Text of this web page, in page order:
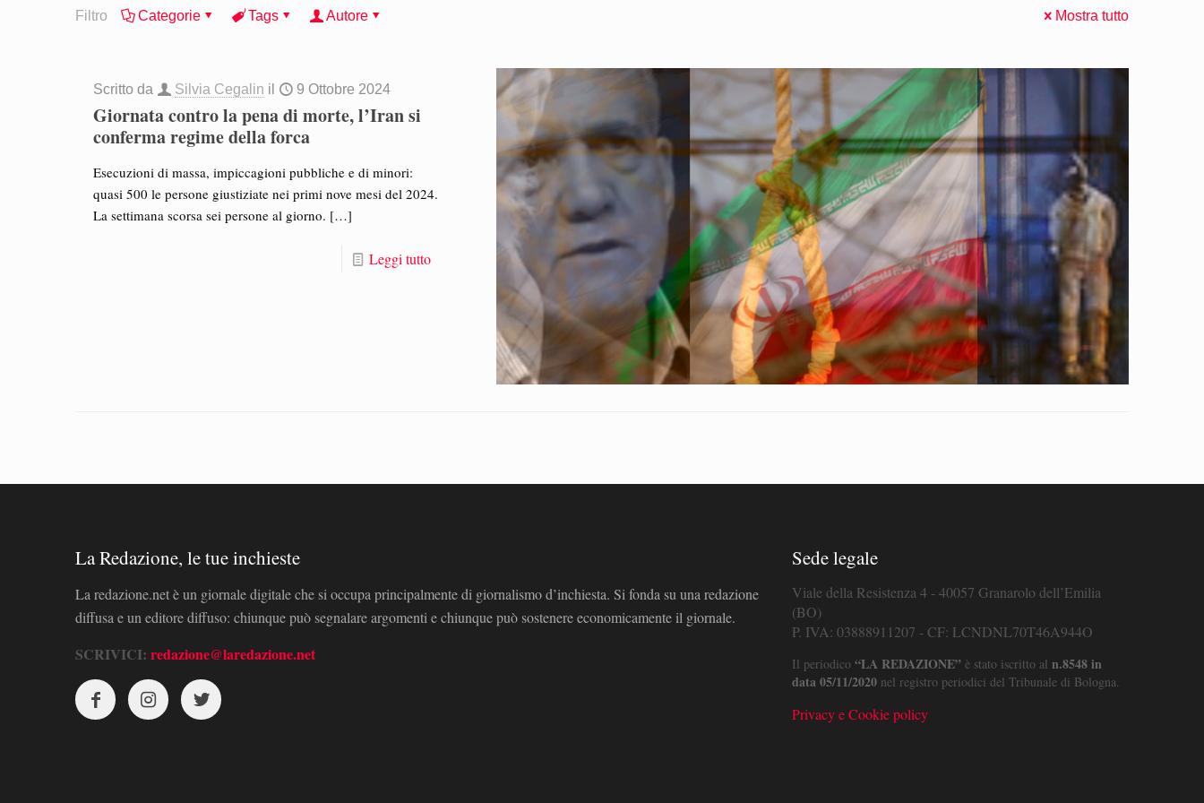
Filtro Categorie Tags Autore Mostra tutto
Scritto da Silvia Cegalin il 9 Ottobre 2024
Giornata contro la pena di morte, l’Iran si
conferma regime della forca
Esecuzioni di massa, impiccagioni pubbliche e di minori:
quasi 500 le persone giustiziate nei primi nove mesi del 2024.
La settimana scorsa sei persone al giorno. […]
Leggi tutto
La Redazione, le tue inchieste
La redazione.net è un giornale digitale che si occupa principalmente di giornalismo d’inchiesta. Si fonda su una redazione
diffusa e un editore diffuso: chiunque può segnalare argomenti e chiunque può sostenere economicamente il giornale.
SCRIVICI: redazione@laredazione.net
Sede legale
Viale della Resistenza 4 - 40057 Granarolo dell’Emilia
(BO)
P. IVA: 03888911207 - CF: LCNDNL70T46A944O
Il periodico “LA REDAZIONE”è stato iscritto al n.8548 in
data 05/11/2020nel registro periodici del Tribunale di Bologna.
Privacy e Cookie policy